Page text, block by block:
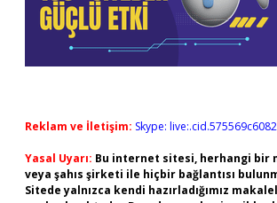
Reklam ve İletişim: Skype:
Yasal Uyarı: Bu internet sitesi, herhangi bir
veya şahıs şirketi ile hiçbir bağlantısı
Sitede yalnızca kendi hazırladığımız